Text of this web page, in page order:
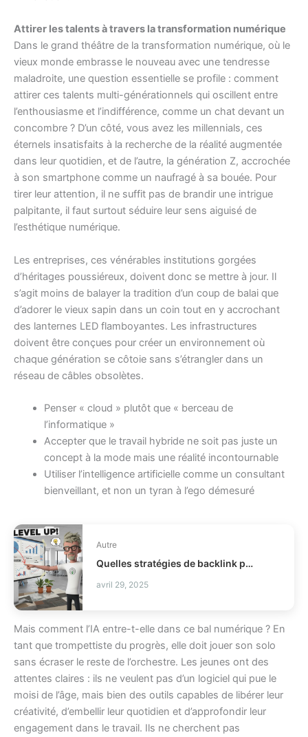
Attirer les talents à travers la transformation numérique
Dans le grand théâtre de la transformation numérique, où le
vieux monde embrasse le nouveau avec une tendresse
maladroite, une question essentielle se profile : comment
attirer ces talents multi-générationnels qui oscillent entre
l’enthousiasme et l’indifférence, comme un chat devant un
concombre ? D’un côté, vous avez les millennials, ces
éternels insatisfaits à la recherche de la réalité augmentée
dans leur quotidien, et de l’autre, la génération Z, accrochée
à son smartphone comme un naufragé à sa bouée. Pour
tirer leur attention, il ne suffit pas de brandir une intrigue
palpitante, il faut surtout séduire leur sens aiguisé de
l’esthétique numérique.
Les entreprises, ces vénérables institutions gorgées
d’héritages poussiéreux, doivent donc se mettre à jour. Il
s’agit moins de balayer la tradition d’un coup de balai que
d’adorer le vieux sapin dans un coin tout en y accrochant
des lanternes LED flamboyantes. Les infrastructures
doivent être conçues pour créer un environnement où
chaque génération se côtoie sans s’étrangler dans un
réseau de câbles obsolètes.
Penser « cloud » plutôt que « berceau de
l’informatique »
Accepter que le travail hybride ne soit pas juste un
concept à la mode mais une réalité incontournable
Utiliser l’intelligence artificielle comme un consultant
bienveillant, et non un tyran à l’ego démesuré
Autre
Quelles stratégies de backlink pour booster votre small business en 2026 ?
avril 29, 2025
Mais comment l’IA entre-t-elle dans ce bal numérique ? En
tant que trompettiste du progrès, elle doit jouer son solo
sans écraser le reste de l’orchestre. Les jeunes ont des
attentes claires : ils ne veulent pas d’un logiciel qui pue le
moisi de l’âge, mais bien des outils capables de libérer leur
créativité, d’embellir leur quotidien et d’approfondir leur
engagement dans le travail. Ils ne cherchent pas